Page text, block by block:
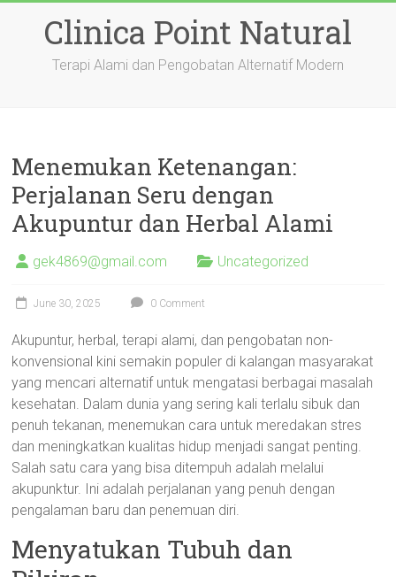
contentClinica Point Natural
Terapi Alami dan Pengobatan Alternatif Modern
Menemukan Ketenangan:
Perjalanan Seru dengan
Akupuntur dan Herbal Alami
gek4869@gmail.com Uncategorized
June 30, 2025 0 Comment
Akupuntur, herbal, terapi alami, dan pengobatan non-
konvensional kini semakin populer di kalangan masyarakat
yang mencari alternatif untuk mengatasi berbagai masalah
kesehatan. Dalam dunia yang sering kali terlalu sibuk dan
penuh tekanan, menemukan cara untuk meredakan stres
dan meningkatkan kualitas hidup menjadi sangat penting.
Salah satu cara yang bisa ditempuh adalah melalui
akupunktur. Ini adalah perjalanan yang penuh dengan
pengalaman baru dan penemuan diri.
Menyatukan Tubuh dan